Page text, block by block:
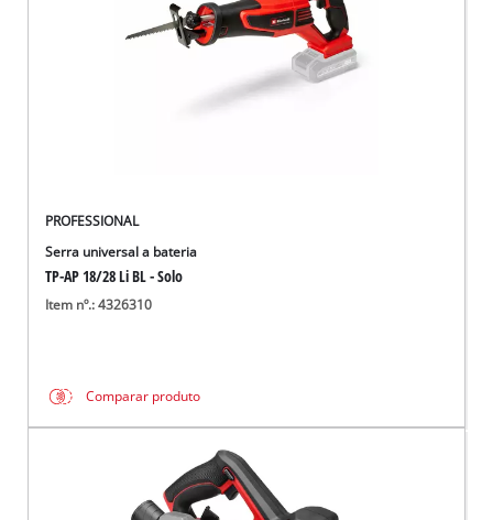
PROFESSIONAL
Serra universal a bateria
TP-AP 18/28 Li BL - Solo
Item nº.: 4326310
Comparar produto